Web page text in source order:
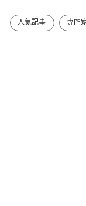
人気記事 専門